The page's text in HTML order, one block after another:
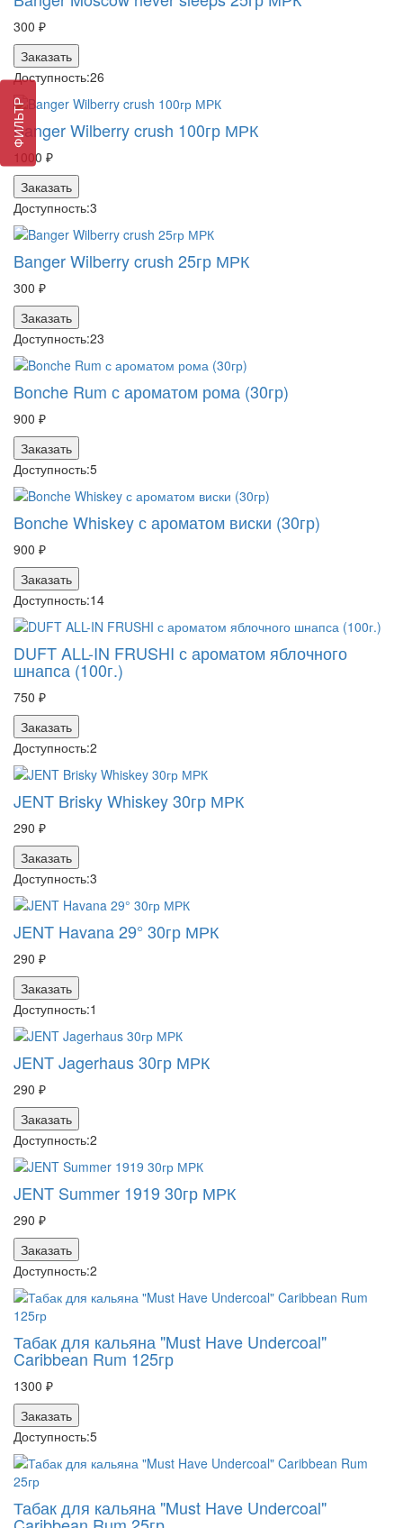
ФИЛЬТР
300 ₽
Заказать
Доступность:26
Banger Wilberry crush 100гр МРК
1000 ₽
Заказать
Доступность:3
Banger Wilberry crush 25гр МРК
300 ₽
Заказать
Доступность:23
Bonche Rum с ароматом рома (30гр)
900 ₽
Заказать
Доступность:5
Bonche Whiskey с ароматом виски (30гр)
900 ₽
Заказать
Доступность:14
DUFT ALL-IN FRUSHI с ароматом яблочного
шнапса (100г.)
750 ₽
Заказать
Доступность:2
JENT Brisky Whiskey 30гр МРК
290 ₽
Заказать
Доступность:3
JENT Havana 29° 30гр МРК
290 ₽
Заказать
Доступность:1
JENT Jagerhaus 30гр МРК
290 ₽
Заказать
Доступность:2
JENT Summer 1919 30гр МРК
290 ₽
Заказать
Доступность:2
Табак для кальяна "Must Have Undercoal"
Caribbean Rum 125гр
1300 ₽
Заказать
Доступность:5
Табак для кальяна "Must Have Undercoal"